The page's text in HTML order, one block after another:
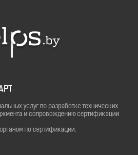
услуг по разработке технических
и сопровождению сертификации
по сертификации.